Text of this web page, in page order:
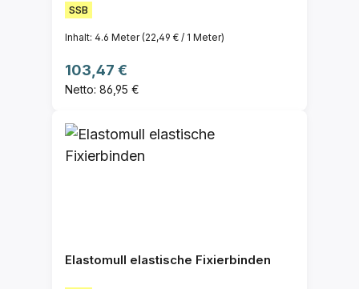
SSB
Inhalt: 4.6 Meter(22,49 € / 1 Meter)
Regulärer Preis:
103,47 €
Netto: 86,95 €
Elastomull elastische Fixierbinden